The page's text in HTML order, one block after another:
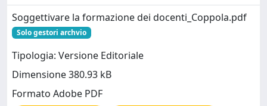
Soggettivare la formazione dei docenti_Coppola.pdf
Solo gestori archvio
Tipologia: Versione Editoriale
Dimensione 380.93 kB
Formato Adobe PDF